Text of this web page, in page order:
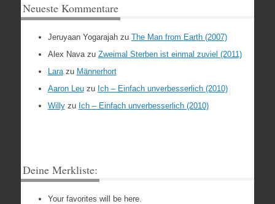
Neueste Kommentare
Jeruyaan Yogarajahzu The Man from Earth (2007)
Alex Navazu Zweimal Sterben ist einmal zuviel (2011)
Larazu Männerhort
Aaron Leuzu Ich – Einfach unverbesserlich (2010)
Willyzu Ich – Einfach unverbesserlich (2010)
Deine Merkliste:
Your favorites will be here.